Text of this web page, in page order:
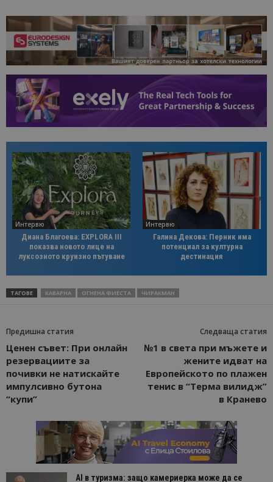
Интервю
Диана Благоева: EXPLORA III
показва новото лице на
луксозното круизно пътуване
Интервю
Галина Декова: Перник има
потенциал за културна
дестинация
ТАГОВЕ КАВАРНА ОГНЕНА ФИЕСТА ЧИРАКМАН
Предишна статия
Ценен съвет: При онлайн
резервациите за
почивки не натискайте
импулсивно бутона
“купи”
Следваща статия
№1 в света при мъжете и
жените идват на
Европейското по плажен
тенис в “Терма вилидж”
в Кранево
AI в туризма: защо камериерка може да се